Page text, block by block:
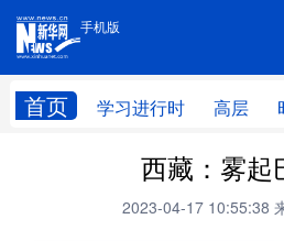
手机版
首页 学习进行时 高层
手机版
网站地
高层
财经
西藏：雾起
2023-04-17 10:55:38